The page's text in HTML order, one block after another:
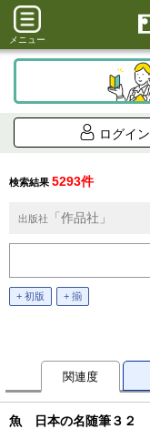
メニュー
ログイン
検索結果 5293件
出版社 「作品社」
+ 初版 + 揃
関連度
魚 日本の名随筆３２